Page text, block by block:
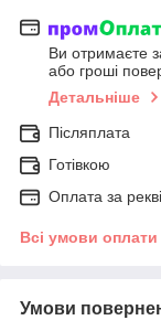
Ви отримаєте
або гроші
Детальніше
Післяплата
Готівкою
Оплата за
Всі умови оплати
Умови